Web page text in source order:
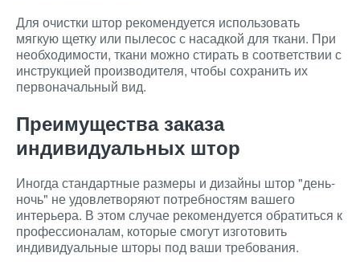
Для очистки штор рекомендуется использовать
мягкую щетку или пылесос с насадкой для ткани. При
необходимости, ткани можно стирать в соответствии с
инструкцией производителя, чтобы сохранить их
первоначальный вид.
Преимущества заказа
индивидуальных штор
Иногда стандартные размеры и дизайны штор "день-
ночь" не удовлетворяют потребностям вашего
интерьера. В этом случае рекомендуется обратиться к
профессионалам, которые смогут изготовить
индивидуальные шторы под ваши требования.